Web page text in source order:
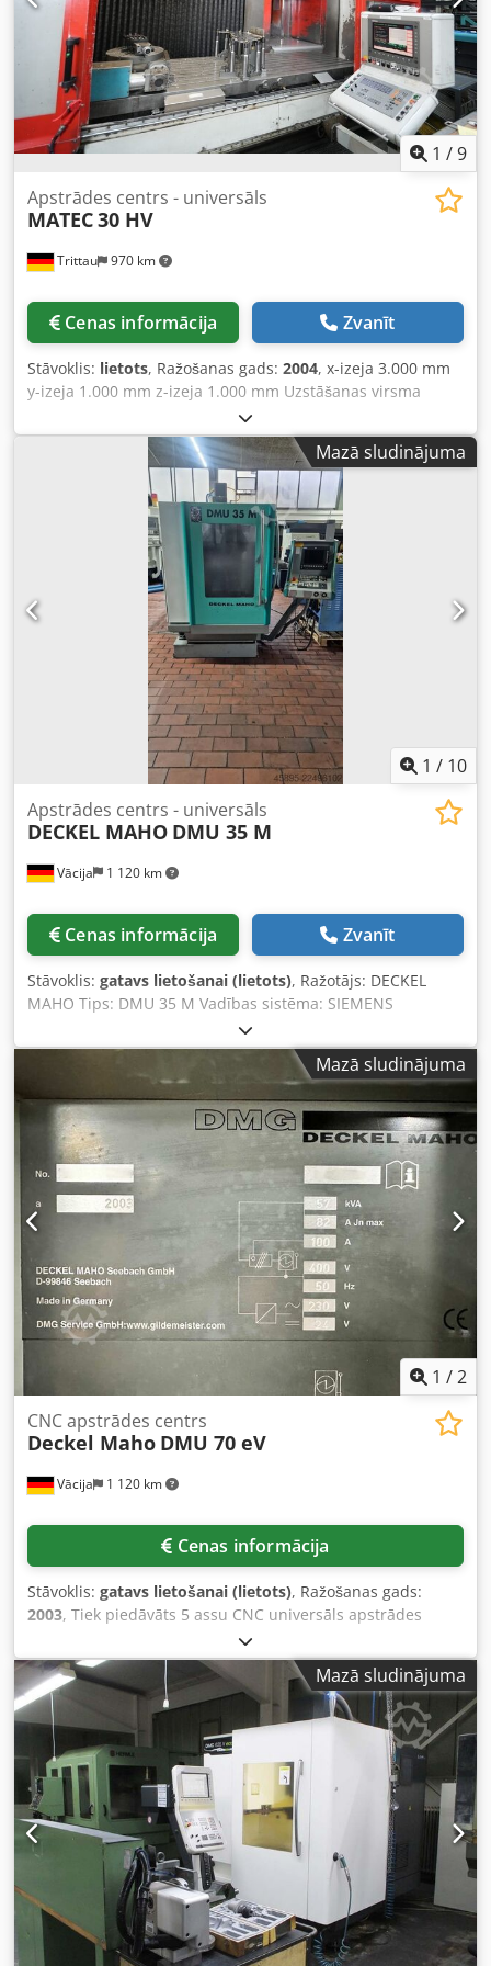
vārpstas SK-50 ar 5000 apgr./min Csdpfxovwgphj Agyeha
HSK 63 ar 18000 apgr./min - Rotējošais galds 2200 x 1800
1 /9
Trittau 970 km
Apstrādes centrs - universāls
MATEC30 HV
Cenas informācija Zvanīt
Stāvoklis: lietots, Ražošanas gads: 2004, x-izeja 3.000 mm
y-izeja 1.000 mm z-izeja 1.000 mm Uzstāšanas virsma
1.035 x 3.500 mm Vadība: Heidenhain 530i Apgrozāmais
galds Ø500 mm / 360° mm/° NC-grozāmā galva +/-90°
Vārpstas apgriezieni 9.000 apgr./min Instrumentu patrona
SK 40 Instrumentu vietu skaits: 48 pozīcijas ieslēgšanas
stundas apm. 27.834 h vārpstas stundas apm. 12.357 h
Mūsuprāt, iekārta ir labā lietotā stāvoklī un var tikt
apskatīta pieslēgtā stāvoklī pēc iepriekšējas vienošanās.
Tehniskās īpašības un aprīkojums: - NC-grozāmā galva -
Apgrozāmais galds - Bezvadu mērīšanas zonde - Tiešās
pozīcijas noteikšanas sistēma Chsdpfx Aezman Ejgyoa - IKZ
40 bar Piederumi, attēlotie darbarīki un stiprināšanas
elementi tiek iekļauti tikai tad, ja tas ir norādīts papildu
informācijā. Izmaiņas un tehniskās specifikācijas kļūdas, kā
arī starppārdošana ir iespējama!
Mazā sludinājuma
1 / 10
Vācija 1 120 km
Apstrādes centrs - universāls
DECKEL MAHO DMU 35 M
Cenas informācija Zvanīt
Stāvoklis: gatavs lietošanai (lietots), Ražotājs: DECKEL
MAHO Tips: DMU 35 M Vadības sistēma: SIEMENS
Sinumerik 840D Mašīnas svars (aptuveni): 1,8 t
Instrumentu turētājs: SK 40 X ass: 350 mm Y ass: 240 mm Z
ass: 340 mm Griešanās ātruma diapazons: 20–6300
apgr./min. Maksimālā darbgaldas slodze: 100 kg
Nepieciešamā telpa (aptuveni): 2,0 × 1,6 × 2,1 m
Darbgaldas izmērs: 400 x 280 mm Cedjzru Nhspfx Agysha
Mazā sludinājuma
1 /2
Vācija 1 120 km
CNC apstrādes centrs
Deckel Maho DMU 70 eV
Cenas informācija
Stāvoklis: gatavs lietošanai (lietots), Ražošanas gads:
2003, Tiek piedāvāts 5 assu CNC universāls apstrādes
centrs no Deckel Maho, komplektā ar Interlit kompaktu
filtru iekārtu, kas paredzēta dzesēšanas-smērvielu
apgādei. 1) 5 assu CNC universāls apstrādes centrs Deckel
Maho DMU 70 eV, izgatavošanas gads: 2003, kustību
diapazons X/Y/Z: 750 mm/600 mm/520 mm, B asis: apm.
180°, C asis: 360°, ātrgaitas režīms X/Y/Z: 50 m/min,
padeve: apm. 20 m/min, maksimālā vārpstas ātrums: apm.
18000 apgr./min, vārpstas jauda: apm. 25 kW, maksimālā
nominālā jauda: apm. 35 kW, vārpstas griezes moments:
apm. 87 Nm, instrumentu turētājs: SK40, darba virsmas
izmēri X/Y: apm. 700 mm/500 mm, maksimālā darba
virsmas slodze: apm. 200 kg, instrumentu magazīna
ietilpība: 32, svars: apm. 8500 kg. 2) Interlit kompaktu filtru
iekārta SUK 200-900, izgatavošanas gads: 2003, pasūtījuma
numurs: 1222-605, filtra laukums: 0,2 m², ietilpība: 900 l.
Mazā sludinājuma